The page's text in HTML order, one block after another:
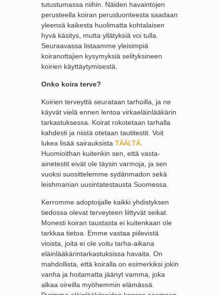
tutustumassa niihin. Näiden havaintojen
perusteella koiran perusluonteesta saadaan
yleensä kaikesta huolimatta kohtalaisen
hyvä käsitys, mutta yllätyksiä voi tulla.
Seuraavassa listaamme yleisimpiä
koiranottajien kysymyksiä selityksineen
koirien käyttäytymisestä.
Onko koira terve?
Koirien terveyttä seurataan tarhoilla, ja ne
käyvät vielä ennen lentoa virkaeläinlääkärin
tarkastuksessa. Koirat rokotetaan tarhalla
kahdesti ja niistä otetaan tautitestit. Voit
lukea lisää sairauksista TÄÄLTÄ
Huomioithan kuitenkin sen, että vasta-
ainetestit eivät ole täysin varmoja, ja sen
vuoksi suosittelemme sydänmadon sekä
leishmanian uusintatestausta Suomessa.
Kerromme adoptoijalle kaikki yhdistyksen
tiedossa olevat terveyteen liittyvät seikat.
Monesti koiran taustasta ei kuitenkaan ole
tarkkaa tietoa. Emme vastaa piilevistä
vioista, joita ei ole voitu tarha-aikana
eläinlääkärintarkastuksissa havaita. On
mahdollista, että koiralla on esimerkiksi jokin
vanha ja hoitamatta jäänyt vamma, joka
alkaa oireilla myöhemmin elämässä.